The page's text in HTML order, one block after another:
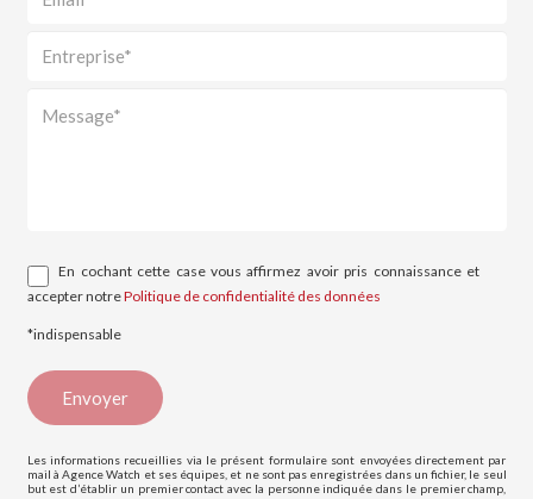
En cochant cette case vous affirmez avoir pris connaissance et
accepter notrePolitique de confidentialité des données
*indispensable
Les informations recueillies via le présent formulaire sont envoyées directement par
mail à Agence Watch et ses équipes, et ne sont pas enregistrées dans un fichier, le seul
but est d’établir un premier contact avec la personne indiquée dans le premier champ,